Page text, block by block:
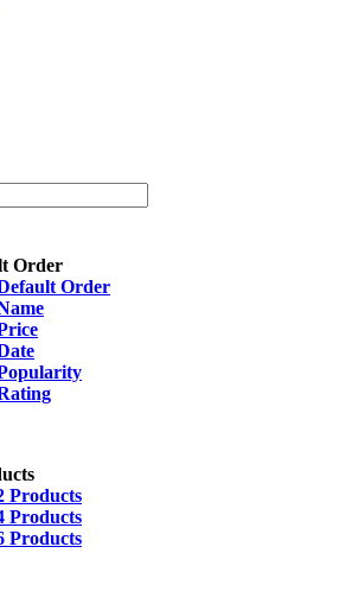
Order
Order
Products
Products
Products